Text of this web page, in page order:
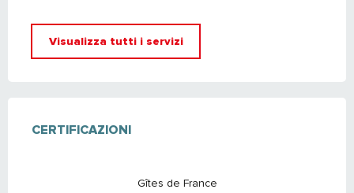
Visualizza tutti i servizi
CERTIFICAZIONI
CERTIFICAZIONI
Gîtes de France